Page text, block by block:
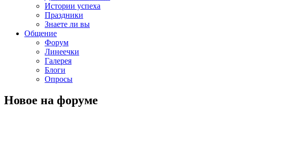
Истории успеха
Праздники
Знаете ли вы
Общение
Форум
Линеечки
Галерея
Блоги
Опросы
Новое на форуме